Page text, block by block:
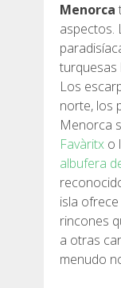
5 ETAPAS
4 ETAPAS
3 ETAPAS
RUTA POR
TRAIL RUNNING
8 ETAPAS
Menorca
aspectos.
turquesas
Los
norte, los
Menorca
Favàritx o
albufera
isla
rincones
a otras
menudo